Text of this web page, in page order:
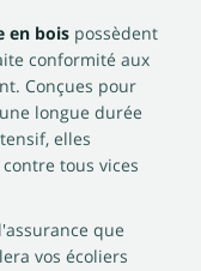
en bois possèdent
conformité aux
Conçues pour
longue durée
elles
tous vices
que
vos écoliers